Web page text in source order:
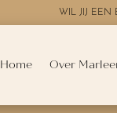
WIL JIJ EEN
Home Over